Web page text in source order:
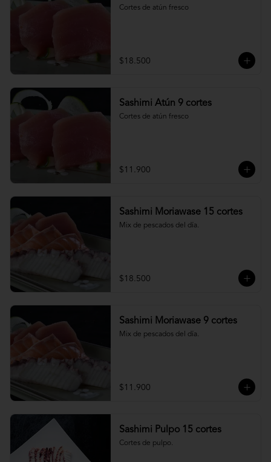
Cortes de atún fresco
$18.500
Sashimi Atún 9 cortes
Cortes de atún fresco
$11.900
Sashimi Moriawase 15 cortes
Mix de pescados del día.
$18.500
Sashimi Moriawase 9 cortes
Mix de pescados del día.
$11.900
Sashimi Pulpo 15 cortes
Cortes de pulpo.